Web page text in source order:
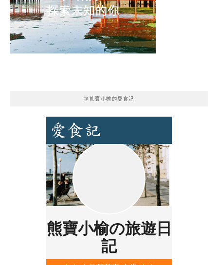
🧚熊寶小榆的愛食記